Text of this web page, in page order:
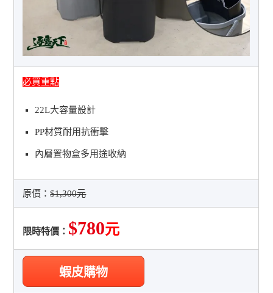
必買重點
22L大容量設計
PP材質耐用抗衝擊
內層置物盒多用途收納
原價：$1,300元
限時特價： $780元
蝦皮購物